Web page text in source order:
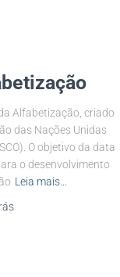
Alfabetização, criado
das Nações Unidas
O objetivo da data
o desenvolvimento
Leia mais…